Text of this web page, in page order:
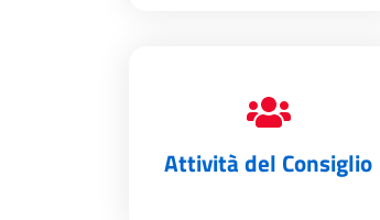
Attività del Consiglio